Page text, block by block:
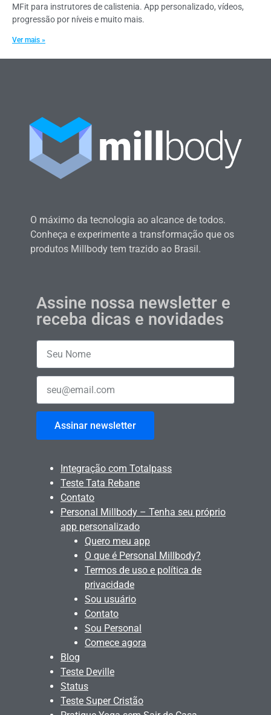
MFit para instrutores de calistenia. App personalizado, vídeos,
progressão por níveis e muito mais.
Ver mais »
O máximo da tecnologia ao alcance de todos.
Conheça e experimente a transformação que os
produtos Millbody tem trazido ao Brasil.
Assine nossa newsletter e
receba dicas e novidades
Assinar newsletter
Integração com Totalpass
Teste Tata Rebane
Contato
Personal Millbody – Tenha seu próprio
app personalizado
Quero meu app
O que é Personal Millbody?
Termos de uso e política de
privacidade
Sou usuário
Contato
Sou Personal
Comece agora
Blog
Teste Deville
Status
Teste Super Cristão